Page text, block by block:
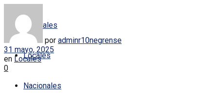
Policiales
Locales
Nacionales
por adminr10negrense
31 mayo, 2025
en Locales
0